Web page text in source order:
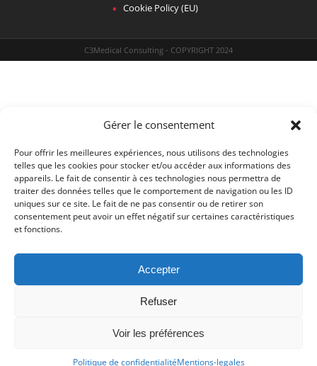
Gérer le consentement
Pour offrir les meilleures expériences, nous utilisons des technologies
telles que les cookies pour stocker et/ou accéder aux informations des
appareils. Le fait de consentir à ces technologies nous permettra de
traiter des données telles que le comportement de navigation ou les ID
uniques sur ce site. Le fait de ne pas consentir ou de retirer son
consentement peut avoir un effet négatif sur certaines caractéristiques
et fonctions.
Accepter
Refuser
Voir les préférences
Politique de confidentialitéMentions-legales
Cookie Policy (EU)
C3Medical Consulting - COPYRIGHT 2024